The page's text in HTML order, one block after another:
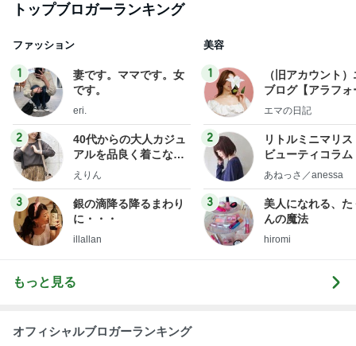
トップブロガーランキング
ファッション
1
妻です。ママです。女
です。
eri.
2
40代からの大人カジュ
アルを品良く着こなす
ファッションブログ
えりん
3
銀の滴降る降るまわり
に・・・
illallan
美容
1
（旧アカウント
ブログ【アラフォ
社売却セカンドラ
エマの日記
2
リトルミニマリス
ビューティコラ
little
あねっさ／anessa
3
美人になれる、た
んの魔法
hiromi
もっと見る
オフィシャルブロガーランキング